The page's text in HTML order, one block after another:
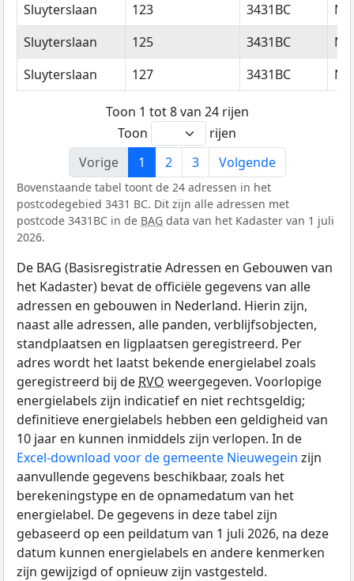
Sluyterslaan
123 3431BC
Sluyterslaan
125 3431BC
Sluyterslaan
127 3431BC
Toon 1 tot 8 van 24 rijen
Toon
rijen
Vorige
1 2 3 Volgende
Bovenstaande tabel toont de 24 adressen in het
postcodegebied 3431 BC. Dit zijn alle adressen met
postcode 3431BC in de BAG data van het Kadaster van 1 juli
2026.
De BAG (Basisregistratie Adressen en Gebouwen van
het Kadaster) bevat de officiële gegevens van alle
adressen en gebouwen in Nederland. Hierin zijn,
naast alle adressen, alle panden, verblijfsobjecten,
standplaatsen en ligplaatsen geregistreerd. Per
adres wordt het laatst bekende energielabel zoals
geregistreerd bij de RVO weergegeven. Voorlopige
energielabels zijn indicatief en niet rechtsgeldig;
definitieve energielabels hebben een geldigheid van
10 jaar en kunnen inmiddels zijn verlopen. In de
Excel-download voor de gemeente Nieuwegein zijn
aanvullende gegevens beschikbaar, zoals het
berekeningstype en de opnamedatum van het
energielabel. De gegevens in deze tabel zijn
gebaseerd op een peildatum van 1 juli 2026, na deze
datum kunnen energielabels en andere kenmerken
zijn gewijzigd of opnieuw zijn vastgesteld.